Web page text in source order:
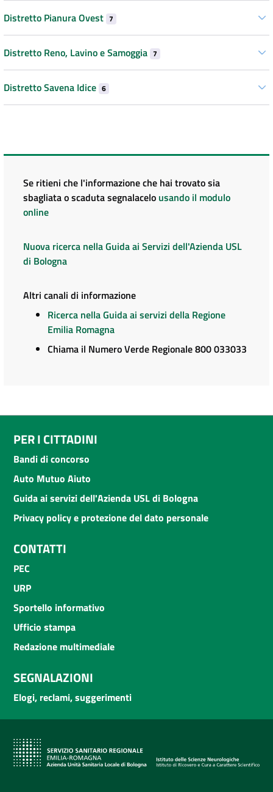
Distretto Pianura Ovest 7
Distretto Reno, Lavino e Samoggia 7
Distretto Savena Idice 6
Se ritieni che l'informazione che hai trovato sia
sbagliata o scaduta segnalacelo usando il modulo
online
Nuova ricerca nella Guida ai Servizi dell'Azienda USL
di Bologna
Altri canali di informazione
Ricerca nella Guida ai servizi della Regione
Emilia Romagna
Chiama il Numero Verde Regionale 800 033033
PER I CITTADINI
Bandi di concorso
Auto Mutuo Aiuto
Guida ai servizi dell'Azienda USL di Bologna
Privacy policy e protezione del dato personale
CONTATTI
PEC
URP
Sportello informativo
Ufficio stampa
Redazione multimediale
SEGNALAZIONI
Elogi, reclami, suggerimenti